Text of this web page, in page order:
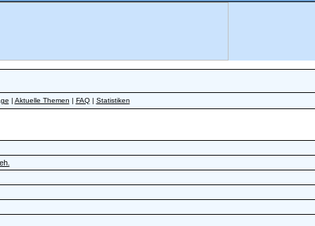
| Aktuelle Themen | FAQ| Statistiken